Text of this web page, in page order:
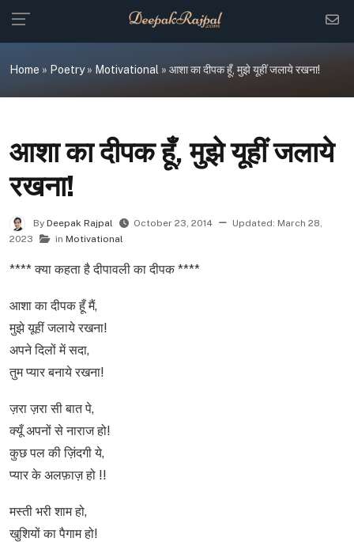
content
Home » Poetry» Motivational » आशा का दीपक हूँ, मुझे यूहीं जलाये रखना!
आशा का दीपक हूँ, मुझे यूहीं जलाये
रखना!
By Deepak Rajpal October 23, 2014 Updated: March 28,
2023
in Motivational
**** क्या कहता है दीपावली का दीपक ****
आशा का दीपक हूँ मैं,
मुझे यूहीं जलाये रखना!
अपने दिलों में सदा,
तुम प्यार बनाये रखना!
ज़रा ज़रा सी बात पे,
क्यूँ अपनों से नाराज हो!
कुछ पल की ज़िंदगी ये,
प्यार के अलफ़ाज़ हो !!
मस्ती भरी शाम हो,
खुशियों का पैगाम हो!